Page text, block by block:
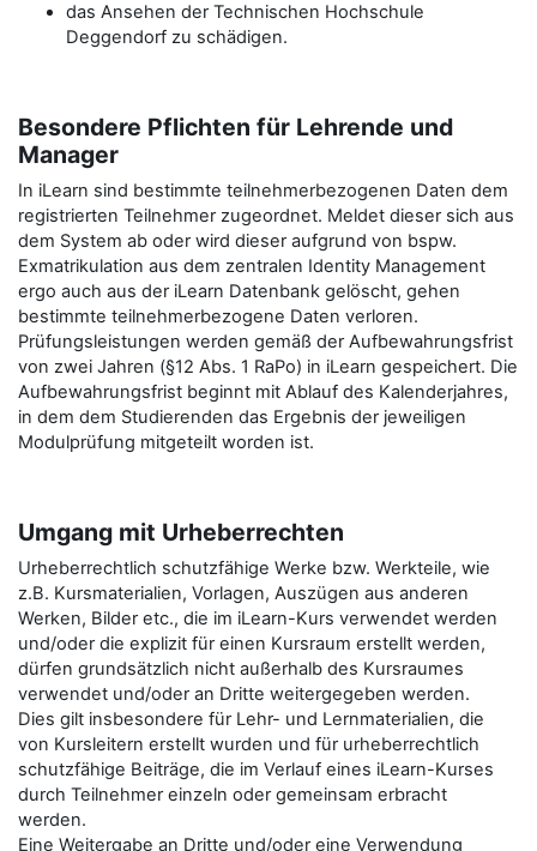
das Ansehen der Technischen Hochschule
Deggendorf zu schädigen.
Besondere Pflichten für Lehrende und
Manager
In iLearn sind bestimmte teilnehmerbezogenen Daten dem
registrierten Teilnehmer zugeordnet. Meldet dieser sich aus
dem System ab oder wird dieser aufgrund von bspw.
Exmatrikulation aus dem zentralen Identity Management
ergo auch aus der iLearn Datenbank gelöscht, gehen
bestimmte teilnehmerbezogene Daten verloren.
Prüfungsleistungen werden gemäß der Aufbewahrungsfrist
von zwei Jahren (§12 Abs. 1 RaPo) in iLearn gespeichert. Die
Aufbewahrungsfrist beginnt mit Ablauf des Kalenderjahres,
in dem dem Studierenden das Ergebnis der jeweiligen
Modulprüfung mitgeteilt worden ist.
Umgang mit Urheberrechten
Urheberrechtlich schutzfähige Werke bzw. Werkteile, wie
z.B. Kursmaterialien, Vorlagen, Auszügen aus anderen
Werken, Bilder etc., die im iLearn-Kurs verwendet werden
und/oder die explizit für einen Kursraum erstellt werden,
dürfen grundsätzlich nicht außerhalb des Kursraumes
verwendet und/oder an Dritte weitergegeben werden.
Dies gilt insbesondere für Lehr- und Lernmaterialien, die
von Kursleitern erstellt wurden und für urheberrechtlich
schutzfähige Beiträge, die im Verlauf eines iLearn-Kurses
durch Teilnehmer einzeln oder gemeinsam erbracht
werden.
Eine Weitergabe an Dritte und/oder eine Verwendung